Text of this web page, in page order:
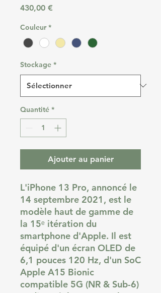
430,00 €
Couleur *
Stockage *
Quantité *
Ajouter au panier
L'iPhone 13 Pro, annoncé le
14 septembre 2021, est le
modèle haut de gamme de
la 15ᵉ itération du
smartphone d'Apple. Il est
équipé d'un écran OLED de
6,1 pouces 120 Hz, d'un SoC
Apple A15 Bionic
compatible 5G (NR & Sub-6)